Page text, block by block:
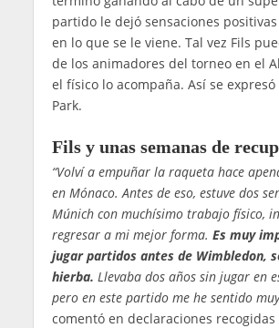
partido le dejó sensaciones
en lo que se le viene. Tal vez Fils
de los animadores del torneo en el
el físico lo acompaña. Así se expresó
Park.
Fils y unas semanas de
“Volví a empuñar la raqueta hace
en Mónaco. Antes de eso, estuve dos
Múnich con muchísimo trabajo físico,
regresar a mi mejor forma. Es muy
jugar partidos antes de Wimbledon,
hierba. Llevaba dos años sin jugar en
pero en este partido me he sentido
comentó en declaraciones recogidas